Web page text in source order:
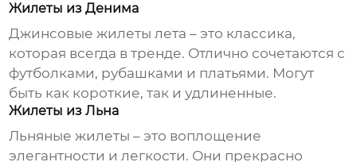
Жилеты из Денима
Джинсовыежилеты лета – это классика,
которая всегда в тренде. Отлично сочетаются с
футболками, рубашками и платьями. Могут
быть как короткие, так и удлиненные.
Жилеты из Льна
Льняные жилеты – это воплощение
элегантности и легкости. Они прекрасно